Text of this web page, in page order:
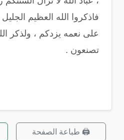
فاذكروا الله العظيم
على نعمه يزدكم ، ولذكر
تصنعون .
🖨️ طباعة الصفحة